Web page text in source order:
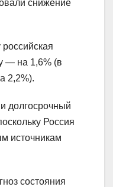
снижение
— на 1,6% (в
2,2%).
долгосрочный
Россия
источникам
состояния